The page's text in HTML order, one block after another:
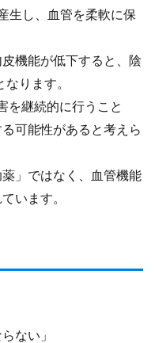
生し、血管を柔軟に保
機能が低下すると、陰
ります。
を継続的に行うこと
可能性があると考えら
」ではなく、血管機能
います。
ない」